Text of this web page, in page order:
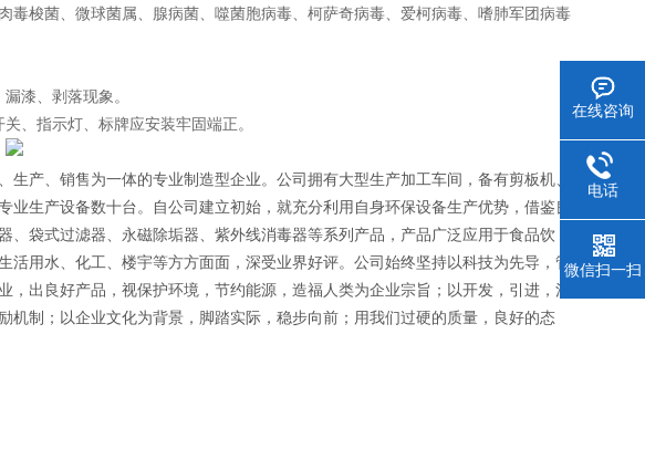
毒梭菌、微球菌属、腺病菌、噬菌胞病毒、柯萨奇病毒、爱柯病毒、嗜肺军团病毒
漆、剥落现象。
、指示灯、标牌应安装牢固端正。
生产、销售为一体的专业制造型企业。公司拥有大型生产加工车间，备有剪板机、
生产设备数十台。自公司建立初始，就充分利用自身环保设备生产优势，借鉴良
、袋式过滤器、永磁除垢器、紫外线消毒器等系列产品，产品广泛应用于食品饮
活用水、化工、楼宇等方方面面，深受业界好评。公司始终坚持以科技为先导，管
出良好产品，视保护环境，节约能源，造福人类为企业宗旨；以开发，引进，消
机制；以企业文化为背景，脚踏实际，稳步向前；用我们过硬的质量，良好的态
在线咨询
电话
微信扫一扫